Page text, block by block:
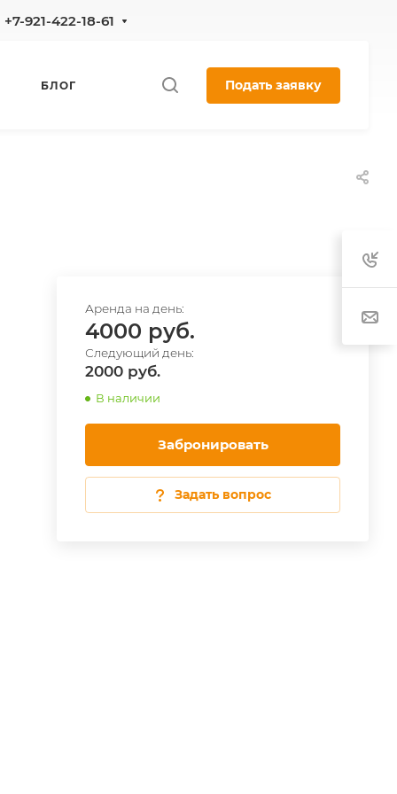
+7-921-422-18-61
БЛОГ Подать заявку
4000
2000
В наличии
Забронировать
Задать вопрос